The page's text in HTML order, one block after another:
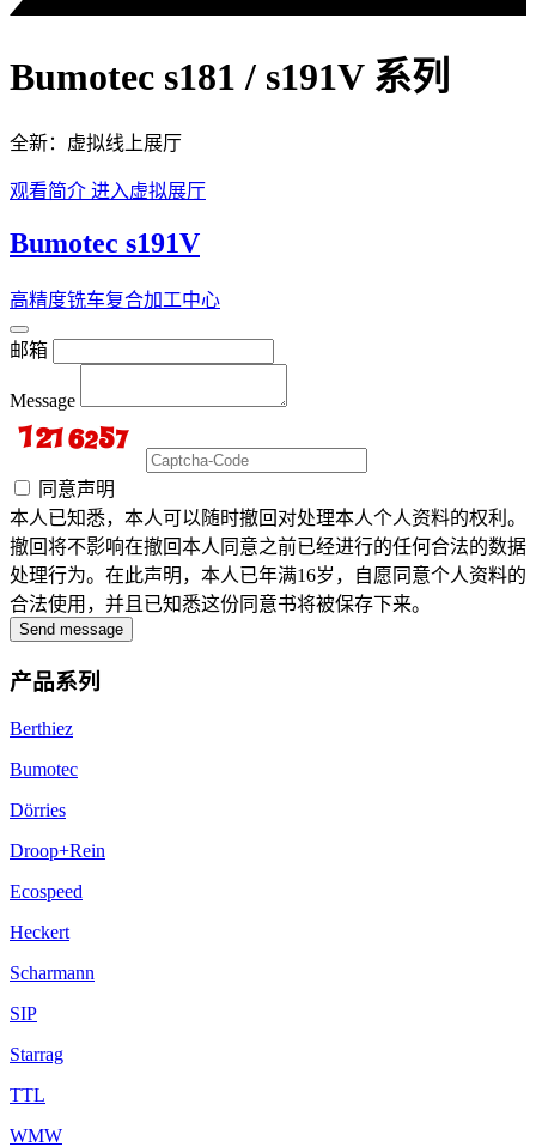
Bumotec s181 / s191V 系列
全新：虚拟线上展厅
观看简介 进入虚拟展厅
Bumotec s191V
高精度铣车复合加工中心
邮箱
Message
同意声明
本人已知悉，本人可以随时撤回对处理本人个人资料的权利。
撤回将不影响在撤回本人同意之前已经进行的任何合法的数据
处理行为。在此声明，本人已年满16岁，自愿同意个人资料的
合法使用，并且已知悉这份同意书将被保存下来。
Send message
产品系列
Berthiez
Bumotec
Dörries
Droop+Rein
Ecospeed
Heckert
Scharmann
SIP
Starrag
TTL
WMW